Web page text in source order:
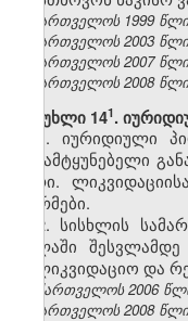
საქართველოს 1999
საქართველოს 2003
საქართველოს 2007
საქართველოს 2008
მუხლი 14​1.
1. იურიდიული
გამამტყუნებელი
პირი.
ნორმები.
2. სისხლის
ძალაში
სალიკვიდაციო და
საქართველოს 2006
საქართველოს 2008